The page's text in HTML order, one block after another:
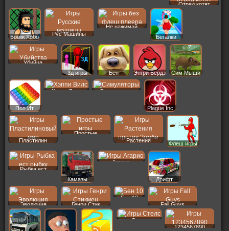
Отряд котят
Бомж Хобо
Рус Машины
Не нажимай
Бегалки
Убийца
3д игры
Бен Энгри Бердз Сим Мыши
Поп Ит
Хэппи Вилс Симуляторы
Plague Inc
Пластилин
Простые
Растения
Флеш игры
Рыбка ест
Камазы
Агарио
Дрифт
Эволюция Генри Стик
Бен 10
Fall Guys
Стелс
1234567890